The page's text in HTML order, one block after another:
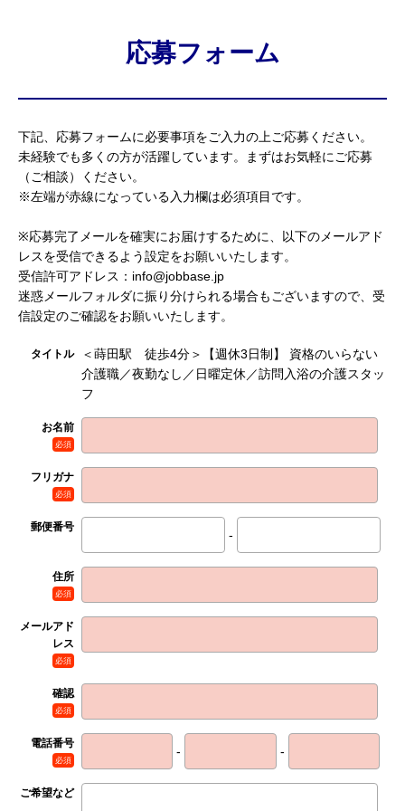
応募フォーム
下記、応募フォームに必要事項をご入力の上ご応募ください。
未経験でも多くの方が活躍しています。まずはお気軽にご応募
（ご相談）ください。
※左端が赤線になっている入力欄は必須項目です。
※応募完了メールを確実にお届けするために、以下のメールアド
レスを受信できるよう設定をお願いいたします。
受信許可アドレス：info@jobbase.jp
迷惑メールフォルダに振り分けられる場合もございますので、受
信設定のご確認をお願いいたします。
タイトル
＜蒔田駅 徒歩4分＞【週休3日制】 資格のいらない
介護職／夜勤なし／日曜定休／訪問入浴の介護スタッ
フ
お名前
必須
フリガナ
必須
郵便番号
-
住所
必須
メールアド
レス
必須
確認
必須
電話番号
必須
- -
ご希望など